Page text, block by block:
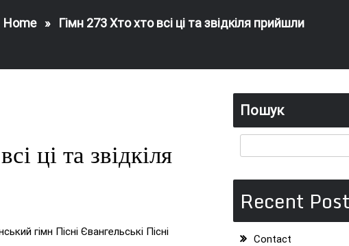
Home» Гімн 273 Хто хто всі ці та звідкіля прийшли
ці та звідкіля
гімн Пісні Євангельські Пісні
Пошук
Recent
Contact